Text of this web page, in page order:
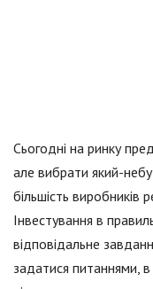
Сьогодні на ринку
але вибрати який-
більшість виробників
Інвестування в
відповідальне
задатися питаннями, в